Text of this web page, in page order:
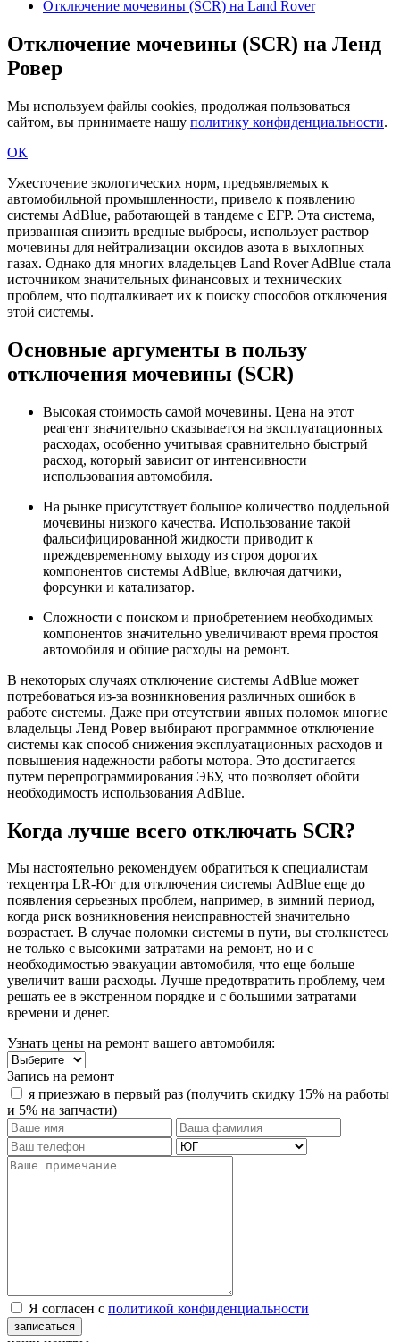
Отключение мочевины (SCR) на Land Rover
Отключение мочевины (SCR) на Ленд
Ровер
Мы используем файлы cookies, продолжая пользоваться
сайтом, вы принимаете нашу политику конфиденциальности.
ОК
Ужесточение экологических норм, предъявляемых к
автомобильной промышленности, привело к появлению
системы AdBlue, работающей в тандеме с ЕГР. Эта система,
призванная снизить вредные выбросы, использует раствор
мочевины для нейтрализации оксидов азота в выхлопных
газах. Однако для многих владельцев Land Rover AdBlue стала
источником значительных финансовых и технических
проблем, что подталкивает их к поиску способов отключения
этой системы.
Основные аргументы в пользу
отключения мочевины (SCR)
Высокая стоимость самой мочевины. Цена на этот
реагент значительно сказывается на эксплуатационных
расходах, особенно учитывая сравнительно быстрый
расход, который зависит от интенсивности
использования автомобиля.
На рынке присутствует большое количество поддельной
мочевины низкого качества. Использование такой
фальсифицированной жидкости приводит к
преждевременному выходу из строя дорогих
компонентов системы AdBlue, включая датчики,
форсунки и катализатор.
Сложности с поиском и приобретением необходимых
компонентов значительно увеличивают время простоя
автомобиля и общие расходы на ремонт.
В некоторых случаях отключение системы AdBlue может
потребоваться из-за возникновения различных ошибок в
работе системы. Даже при отсутствии явных поломок многие
владельцы Ленд Ровер выбирают программное отключение
системы как способ снижения эксплуатационных расходов и
повышения надежности работы мотора. Это достигается
путем перепрограммирования ЭБУ, что позволяет обойти
необходимость использования AdBlue.
Когда лучше всего отключать SCR?
Мы настоятельно рекомендуем обратиться к специалистам
техцентра LR-Юг для отключения системы AdBlue еще до
появления серьезных проблем, например, в зимний период,
когда риск возникновения неисправностей значительно
возрастает. В случае поломки системы в пути, вы столкнетесь
не только с высокими затратами на ремонт, но и с
необходимостью эвакуации автомобиля, что еще больше
увеличит ваши расходы. Лучше предотвратить проблему, чем
решать ее в экстренном порядке и с большими затратами
времени и денег.
Узнать цены на ремонт вашего автомобиля:
Запись на ремонт
я приезжаю в первый раз (получить скидку 15% на работы
и 5% на запчасти)
Я согласен с политикой конфиденциальности
записаться